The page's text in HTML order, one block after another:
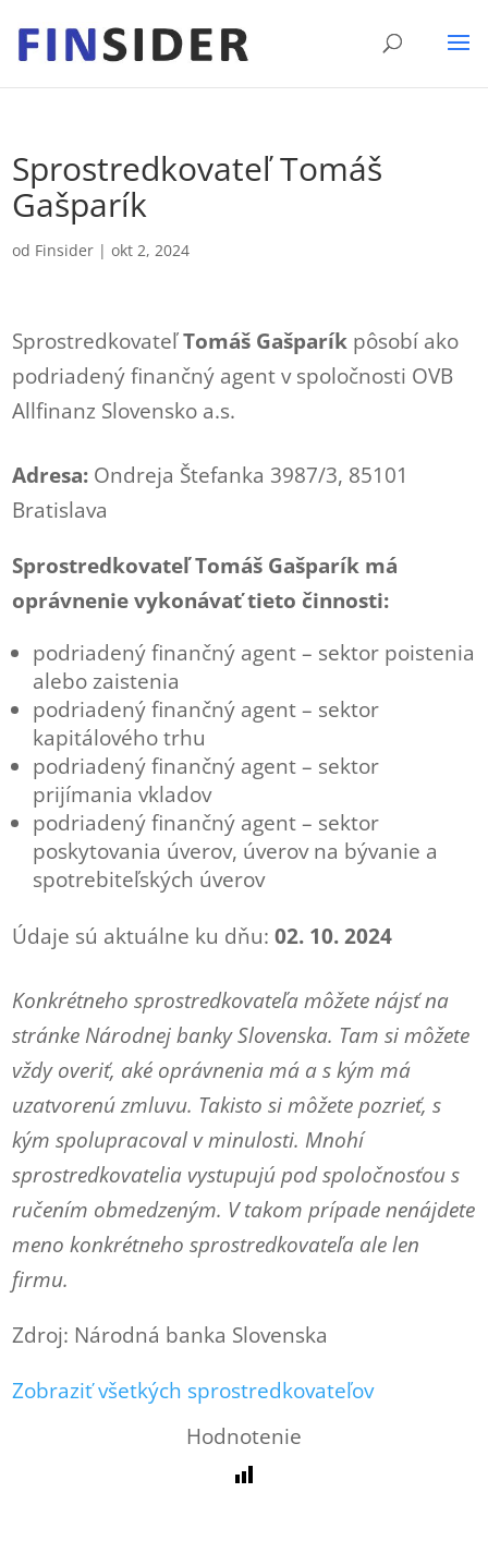
Sprostredkovateľ Tomáš
Gašparík
od Finsider |okt 2, 2024
SprostredkovateľTomáš Gašparík pôsobí ako
podriadený finančný agent v spoločnosti OVB
Allfinanz Slovensko a.s.
Adresa: Ondreja Štefanka 3987/3, 85101
Bratislava
Sprostredkovateľ Tomáš Gašparík má
oprávnenie vykonávať tieto činnosti:
podriadený finančný agent – sektor poistenia
alebo zaistenia
podriadený finančný agent – sektor
kapitálového trhu
podriadený finančný agent – sektor
prijímania vkladov
podriadený finančný agent – sektor
poskytovania úverov, úverov na bývanie a
spotrebiteľských úverov
Údaje sú aktuálne ku dňu:02. 10. 2024
Konkrétneho sprostredkovateľa môžete nájsť na
stránke Národnej banky Slovenska. Tam si môžete
vždy overiť, aké oprávnenia má a s kým má
uzatvorenú zmluvu. Takisto si môžete pozrieť, s
kým spolupracoval v minulosti. Mnohí
sprostredkovatelia vystupujú pod spoločnosťou s
ručením obmedzeným. V takom prípade nenájdete
meno konkrétneho sprostredkovateľa ale len
firmu.
Zdroj: Národná banka Slovenska
Zobraziť všetkých sprostredkovateľov
Hodnotenie